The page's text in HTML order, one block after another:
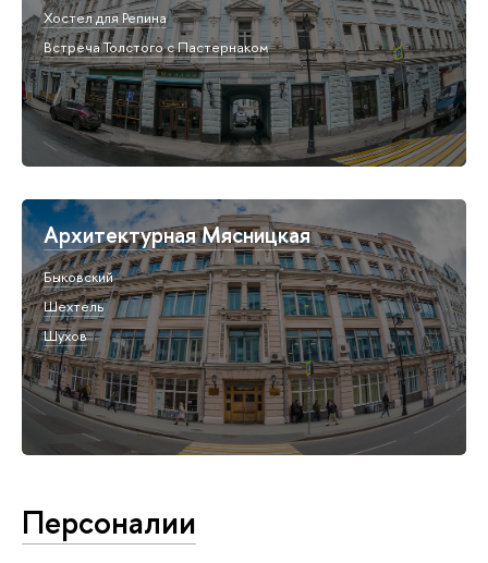
Хостел для Репина
Встреча Толстого с Пастернаком
Архитектурная Мясницкая
Быковский
Шехтель
Шухов
Персоналии